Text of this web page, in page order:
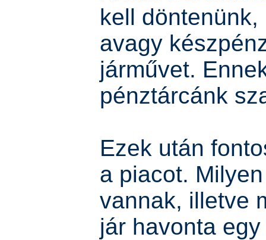
kell
avagy
járművet.
pénztárcánk
Ezek után
a piacot.
vannak, illetve
jár havonta